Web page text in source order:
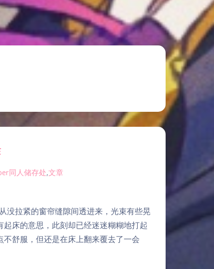
同人储存处,文章
没拉紧的窗帘缝隙间透进来，光束有些晃
床的意思，此刻却已经迷迷糊糊地打起
舒服，但还是在床上翻来覆去了一会